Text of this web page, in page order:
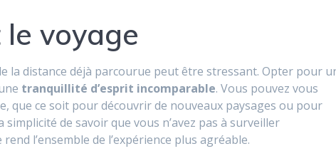
voyage
la distance déjà parcourue peut être stressant. Opter pour
tranquillité d’esprit incomparable. Vous pouvez vous
que ce soit pour découvrir de nouveaux paysages ou pour
de savoir que vous n’avez pas à surveiller
l’ensemble de l’expérience plus agréable.